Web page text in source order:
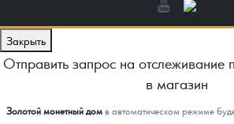
Закрыть
Отправить запрос на отслеживание
в магазин
Золотой монетный домв автоматическом режиме